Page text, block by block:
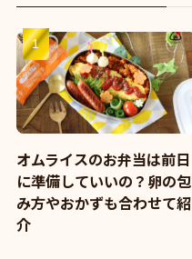
オムライスのお弁当は前日
に準備していいの？卵の包
み方やおかずも合わせて紹
介